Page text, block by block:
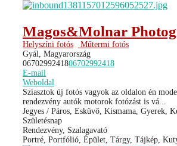
Magos&Molnar
Helyszíni fotós
Műtermi fotós
Gyál, Magyarország
0670299241806702992418
E-mail
Weboldal
Sziasztok új fotós vagyok az oldalon én
rendezvény autók motorok fotózást is vá...
Jegyes / Páros, Esküvő, Kismama, Gyerek,
Születésnap
Rendezvény, Szalagavató
Portré, Portfólió, Épület, Tárgy, Tájkép,